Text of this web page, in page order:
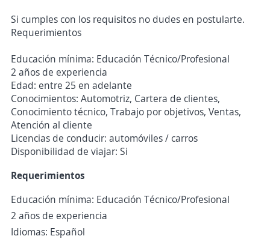
Si cumples con los requisitos no dudes en postularte.
Requerimientos
Educación mínima: Educación Técnico/Profesional
2 años de experiencia
Edad: entre 25 en adelante
Conocimientos: Automotriz, Cartera de clientes,
Conocimiento técnico, Trabajo por objetivos, Ventas,
Atención al cliente
Licencias de conducir: automóviles / carros
Disponibilidad de viajar: Si
Requerimientos
Educación mínima: Educación Técnico/Profesional
2 años de experiencia
Idiomas: Español